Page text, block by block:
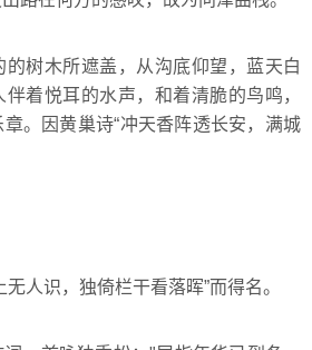
树木所遮盖，从沟底仰望，蓝天白
着悦耳的水声，和着清脆的鸟鸣，
。因黄巢诗“冲天香阵透长安，满城
识，独倚栏干看落晖”而得名。